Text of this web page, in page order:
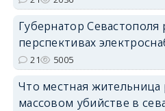
Губернатор Севастополя
перспективах
21 5005
Что местная жительница
массовом убийстве в